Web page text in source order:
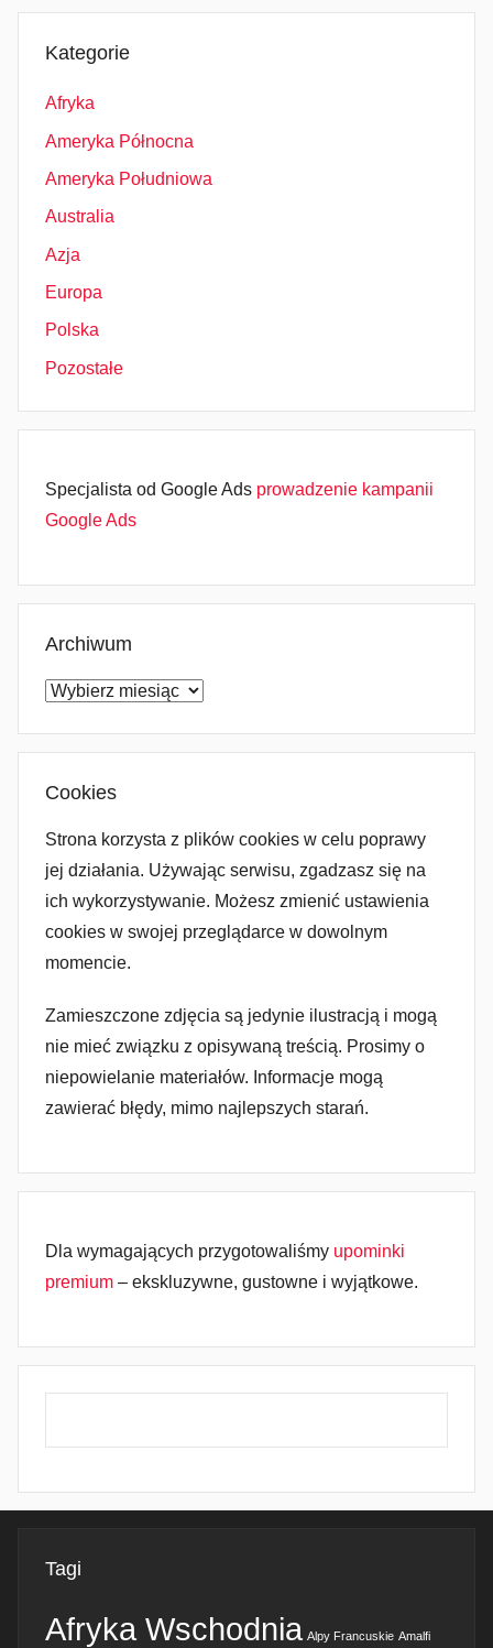
Kategorie
Afryka
Ameryka Północna
Ameryka Południowa
Australia
Azja
Europa
Polska
Pozostałe
Specjalista od Google Ads prowadzenie kampanii
Google Ads
Archiwum
Archiwum
Cookies
Strona korzysta z plików cookies w celu poprawy
jej działania. Używając serwisu, zgadzasz się na
ich wykorzystywanie. Możesz zmienić ustawienia
cookies w swojej przeglądarce w dowolnym
momencie.
Zamieszczone zdjęcia są jedynie ilustracją i mogą
nie mieć związku z opisywaną treścią. Prosimy o
niepowielanie materiałów. Informacje mogą
zawierać błędy, mimo najlepszych starań.
Dla wymagających przygotowaliśmy upominki
premium – ekskluzywne, gustowne i wyjątkowe.
Tagi
Afryka Wschodnia Alpy Francuskie Amalfi